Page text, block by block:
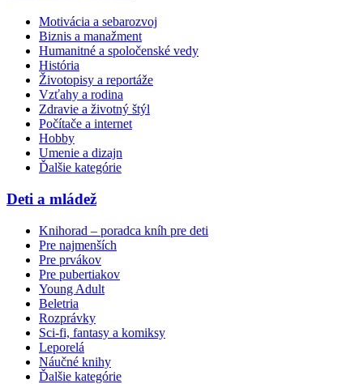
Motivácia a sebarozvoj
Biznis a manažment
Humanitné a spoločenské vedy
História
Životopisy a reportáže
Vzťahy a rodina
Zdravie a životný štýl
Počítače a internet
Hobby
Umenie a dizajn
Ďalšie kategórie
Deti a mládež
Knihorad – poradca kníh pre deti
Pre najmenších
Pre prvákov
Pre pubertiakov
Young Adult
Beletria
Rozprávky
Sci-fi, fantasy a komiksy
Leporelá
Náučné knihy
Ďalšie kategórie